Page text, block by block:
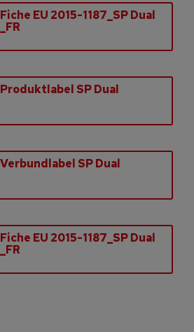
EU 2015-1187_SP Dual
SP Dual
SP Dual
EU 2015-1187_SP Dual